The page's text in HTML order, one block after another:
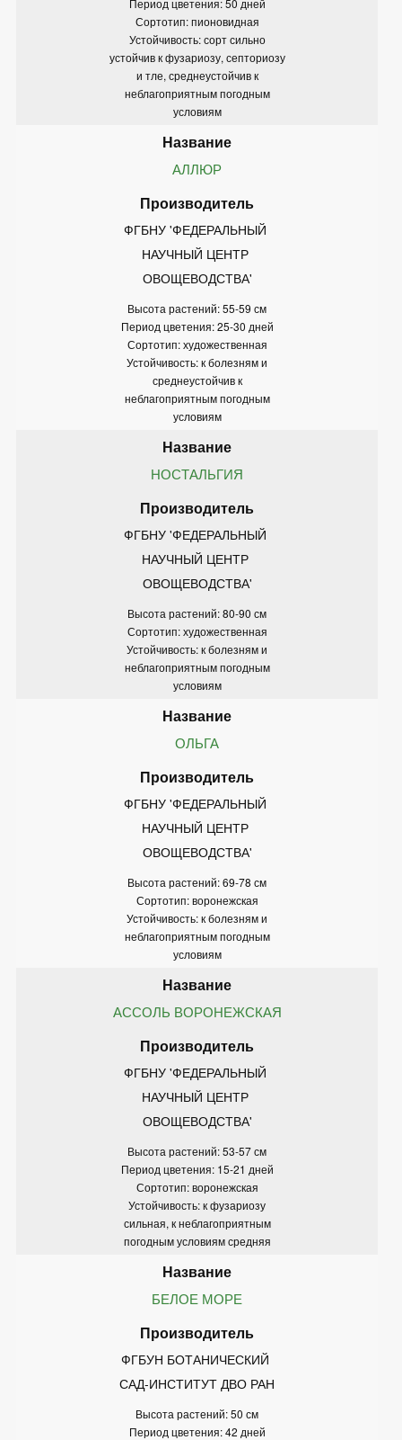
Сортотип: пионовидная
Устойчивость: сорт сильно
устойчив к фузариозу, септориозу
и тле, среднеустойчив к
неблагоприятным погодным
условиям
АЛЛЮР
ФГБНУ 'ФЕДЕРАЛЬНЫЙ
НАУЧНЫЙ ЦЕНТР
ОВОЩЕВОДСТВА'
Высота растений: 55-59 см
Период цветения: 25-30 дней
Сортотип: художественная
Устойчивость: к болезням и
среднеустойчив к
неблагоприятным погодным
условиям
НОСТАЛЬГИЯ
ФГБНУ 'ФЕДЕРАЛЬНЫЙ
НАУЧНЫЙ ЦЕНТР
ОВОЩЕВОДСТВА'
Высота растений: 80-90 см
Сортотип: художественная
Устойчивость: к болезням и
неблагоприятным погодным
условиям
ОЛЬГА
ФГБНУ 'ФЕДЕРАЛЬНЫЙ
НАУЧНЫЙ ЦЕНТР
ОВОЩЕВОДСТВА'
Высота растений: 69-78 см
Сортотип: воронежская
Устойчивость: к болезням и
неблагоприятным погодным
условиям
АССОЛЬ ВОРОНЕЖСКАЯ
ФГБНУ 'ФЕДЕРАЛЬНЫЙ
НАУЧНЫЙ ЦЕНТР
ОВОЩЕВОДСТВА'
Высота растений: 53-57 см
Период цветения: 15-21 дней
Сортотип: воронежская
Устойчивость: к фузариозу
сильная, к неблагоприятным
погодным условиям средняя
БЕЛОЕ МОРЕ
ФГБУН БОТАНИЧЕСКИЙ
САД-ИНСТИТУТ ДВО РАН
Высота растений: 50 см
Период цветения: 42 дней